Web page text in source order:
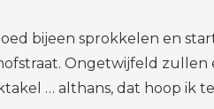
bijeen sprokkelen en
Ongetwijfeld
… althans, dat hoop ik